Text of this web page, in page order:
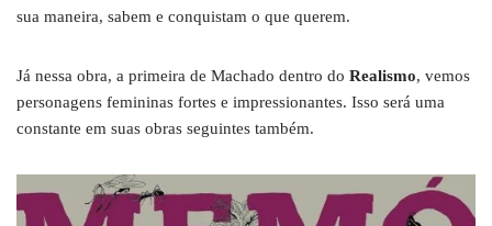
sua maneira, sabem e conquistam o que querem.
Já nessa obra, a primeira de Machado dentro do Realismo, vemos
personagens femininas fortes e impressionantes. Isso será uma
constante em suas obras seguintes também.